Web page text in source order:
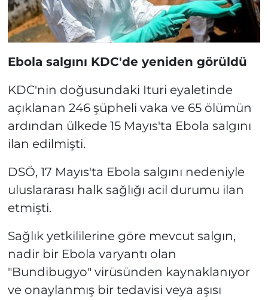
Ebola salgını KDC'de yeniden görüldü
KDC'nin doğusundaki Ituri eyaletinde
açıklanan 246 şüpheli vaka ve 65 ölümün
ardından ülkede 15 Mayıs'ta Ebola salgını
ilan edilmişti.
DSÖ, 17 Mayıs'ta Ebola salgını nedeniyle
uluslararası halk sağlığı acil durumu ilan
etmişti.
Sağlık yetkililerine göre mevcut salgın,
nadir bir Ebola varyantı olan
"Bundibugyo" virüsünden kaynaklanıyor
ve onaylanmış bir tedavisi veya aşısı